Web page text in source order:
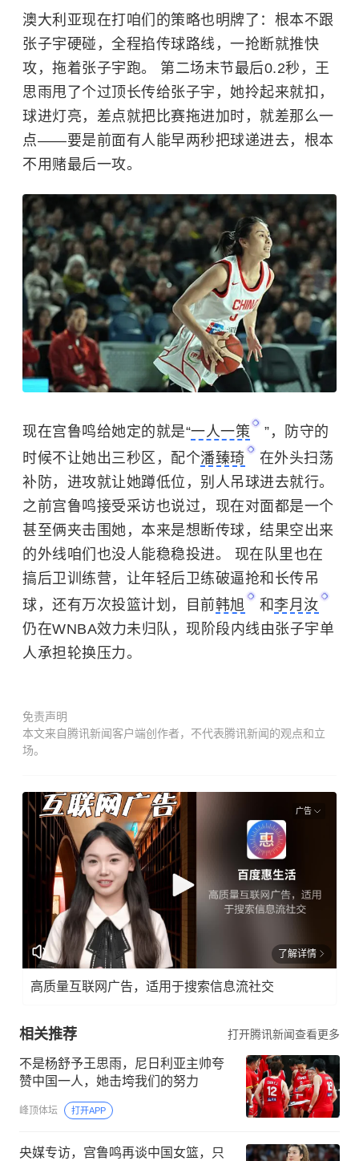
澳大利亚现在打咱们的策略也明牌了：根本不跟
张子宇硬碰，全程掐传球路线，一抢断就推快
攻，拖着张子宇跑。 第二场末节最后0.2秒，王
思雨甩了个过顶长传给张子宇，她拎起来就扣，
球进灯亮，差点就把比赛拖进加时，就差那么一
点——要是前面有人能早两秒把球递进去，根本
不用赌最后一攻。
现在宫鲁鸣给她定的就是“一人一策
”，防守的
时候不让她出三秒区，配个潘臻琦
在外头扫荡
补防，进攻就让她蹲低位，别人吊球进去就行。
之前宫鲁鸣接受采访也说过，现在对面都是一个
甚至俩夹击围她，本来是想断传球，结果空出来
的外线咱们也没人能稳稳投进。 现在队里也在
搞后卫训练营，让年轻后卫练破逼抢和长传吊
球，还有万次投篮计划，目前韩旭 和 李月汝
仍在WNBA效力未归队，现阶段内线由张子宇单
人承担轮换压力。
免责声明
本文来自腾讯新闻客户端创作者，不代表腾讯新闻的观点和立
场。
广告
了解详情
高质量互联网广告，适用于搜索信息流社交
相关推荐 打开腾讯新闻查看更多
不是杨舒予王思雨，尼日利亚主帅夸
赞中国一人，她击垮我们的努力
峰顶体坛 打开APP
央媒专访，宫鲁鸣再谈中国女篮，只